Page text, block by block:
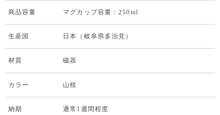
商品容量 マグカップ容量：250ml
生産国 日本（岐阜県多治見）
材質 磁器
カラー 山桜
納期
通常1週間程度